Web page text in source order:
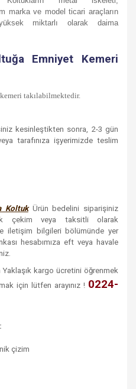
marka ve model ticari araçların
miktarlı olarak daima
Emniyet Kemeri
takılabilmektedir.
kesinleştikten sonra, 2-3 gün
tarafınıza işyerimizde teslim
KoltukÜrün bedelini siparişiniz
çekim veya taksitli olarak
iletişim bilgileri bölümünde yer
hesabımıza eft veya havale
kargo ücretini öğrenmek
için lütfen arayınız ! 0224-